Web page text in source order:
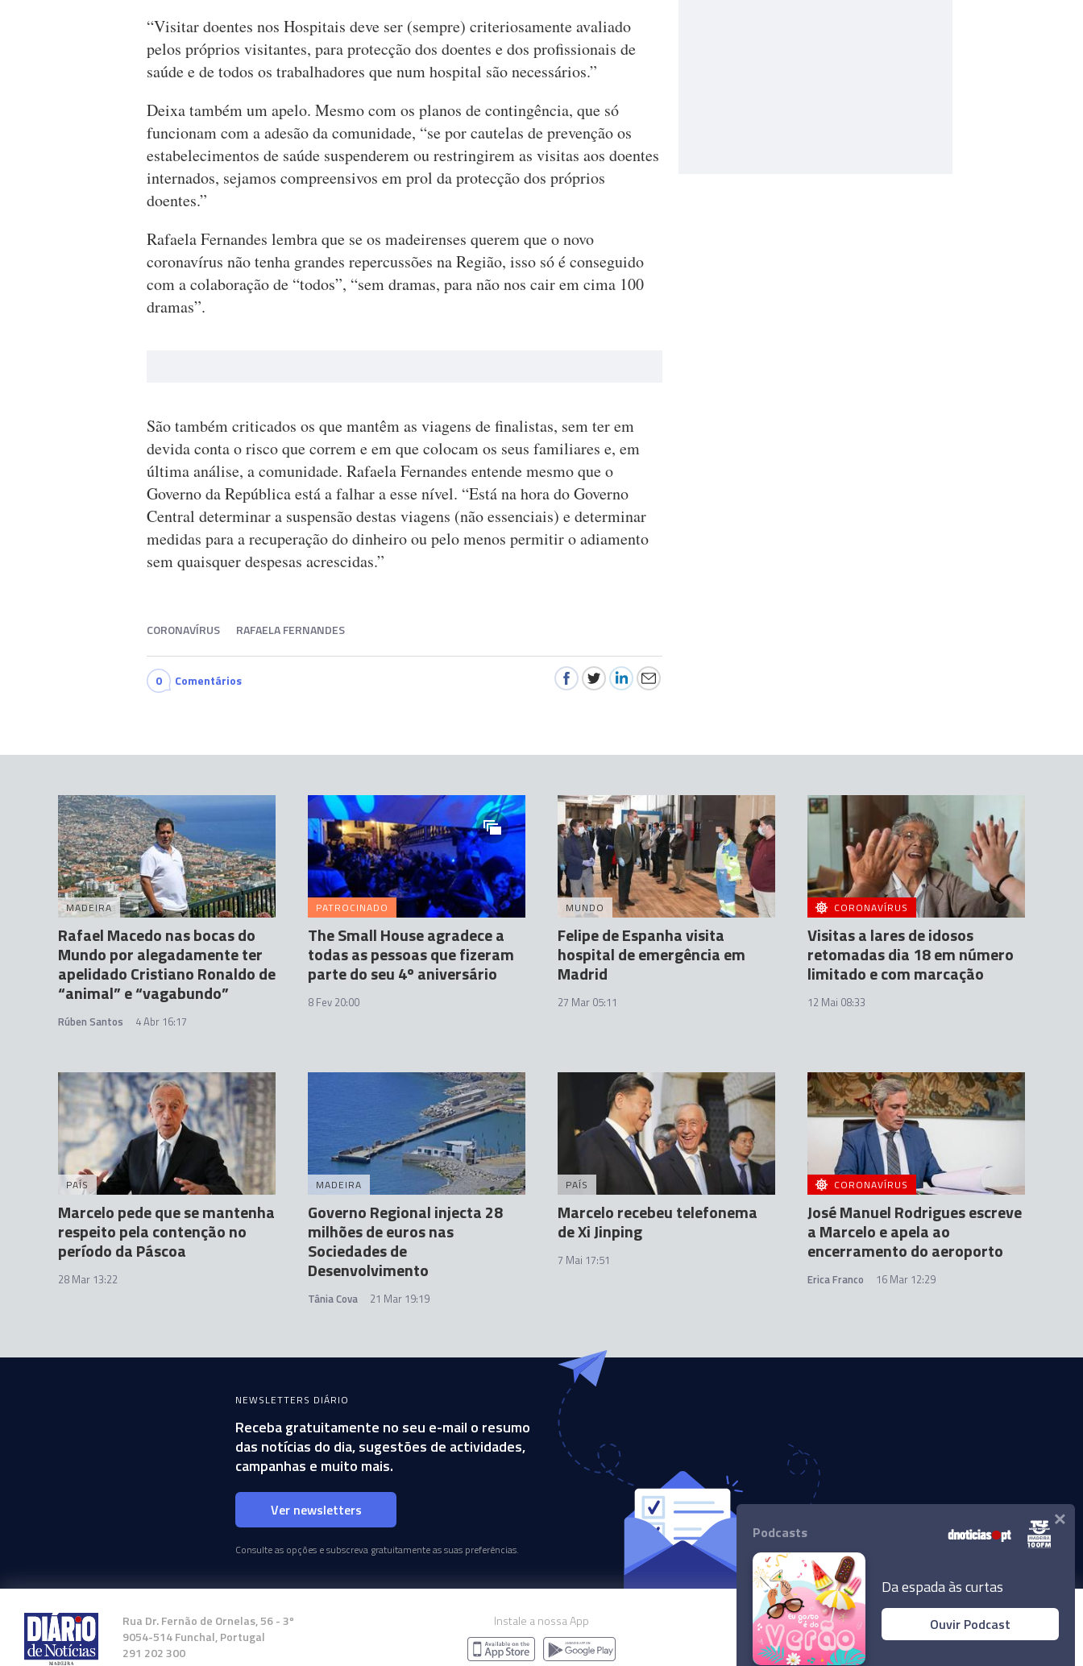
“Visitar doentes nos Hospitais deve ser (sempre) criteriosamente avaliado
pelos próprios visitantes, para protecção dos doentes e dos profissionais de
saúde e de todos os trabalhadores que num hospital são necessários.”
Deixa também um apelo. Mesmo com os planos de contingência, que só
funcionam com a adesão da comunidade, “se por cautelas de prevenção os
estabelecimentos de saúde suspenderem ou restringirem as visitas aos doentes
internados, sejamos compreensivos em prol da protecção dos próprios
doentes.”
Rafaela Fernandes lembra que se os madeirenses querem que o novo
coronavírus não tenha grandes repercussões na Região, isso só é conseguido
com a colaboração de “todos”, “sem dramas, para não nos cair em cima 100
dramas”.
São também criticados os que mantêm as viagens de finalistas, sem ter em
devida conta o risco que correm e em que colocam os seus familiares e, em
última análise, a comunidade. Rafaela Fernandes entende mesmo que o
Governo da República está a falhar a esse nível. “Está na hora do Governo
Central determinar a suspensão destas viagens (não essenciais) e determinar
medidas para a recuperação do dinheiro ou pelo menos permitir o adiamento
sem quaisquer despesas acrescidas.”
CORONAVÍRUS RAFAELA FERNANDES
0 Comentários
MADEIRA
Rafael Macedo nas bocas do
Mundo por alegadamente ter
apelidado Cristiano Ronaldo de
“animal” e “vagabundo”
Rúben Santos 4 Abr 16:17
PATROCINADO
The Small House agradece a
todas as pessoas que fizeram
parte do seu 4º aniversário
8 Fev 20:00
MUNDO
Felipe de Espanha visita
hospital de emergência em
Madrid
27 Mar 05:11
CORONAVÍRUS
Visitas a lares de idosos
retomadas dia 18 em número
limitado e com marcação
12 Mai 08:33
PAÍS
Marcelo pede que se mantenha
respeito pela contenção no
período da Páscoa
28 Mar 13:22
MADEIRA
Governo Regional injecta 28
milhões de euros nas
Sociedades de
Desenvolvimento
Tânia Cova 21 Mar 19:19
PAÍS
Marcelo recebeu telefonema
de Xi Jinping
7 Mai 17:51
CORONAVÍRUS
José Manuel Rodrigues escreve
a Marcelo e apela ao
encerramento do aeroporto
Erica Franco 16 Mar 12:29
NEWSLETTERS DIÁRIO
Receba gratuitamente no seu e-mail o resumo
das notícias do dia, sugestões de actividades,
campanhas e muito mais.
Ver newsletters
Consulte as opções e subscreva gratuitamente as suas preferências.
Rua Dr. Fernão de Ornelas, 56 - 3º
9054-514 Funchal, Portugal
291 202 300
Instale a nossa App
© 2024 Empresa Diário de Notícias, Lda.
Podcasts
Da espada às curtas
Ouvir Podcast
×